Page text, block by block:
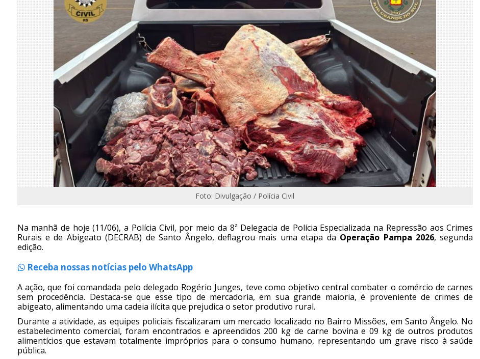
Foto: Divulgação / Polícia Civil
Na manhã de hoje (11/06), a Polícia Civil, por meio da 8ª Delegacia de Polícia Especializada na Repressão aos Crimes
Rurais e de Abigeato (DECRAB) de Santo Ângelo, deflagrou mais uma etapa da Operação Pampa 2026, segunda
edição.
Receba nossas notícias pelo WhatsApp
A ação, que foi comandada pelo delegado Rogério Junges, teve como objetivo central combater o comércio de carnes
sem procedência. Destaca-se que esse tipo de mercadoria, em sua grande maioria, é proveniente de crimes de
abigeato, alimentando uma cadeia ilícita que prejudica o setor produtivo rural.
Durante a atividade, as equipes policiais fiscalizaram um mercado localizado no Bairro Missões, em Santo Ângelo. No
estabelecimento comercial, foram encontrados e apreendidos 200 kg de carne bovina e 09 kg de outros produtos
alimentícios que estavam totalmente impróprios para o consumo humano, representando um grave risco à saúde
pública.